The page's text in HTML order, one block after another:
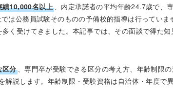
績10,000名以上
、内定承諾者の平均年齢24.7歳で、
は公務員試験そのものの予備校的指導は行っていま
く受けてきました。本記事では、その面談で得た
区分、専門卒が受験できる区分の考え方、年齢制限
解説します。年齢制限・受験資格は自治体・年度で